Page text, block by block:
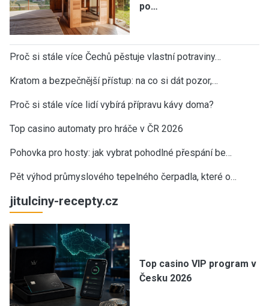
po…
Proč si stále více Čechů pěstuje vlastní potraviny…
Kratom a bezpečnější přístup: na co si dát pozor,…
Proč si stále více lidí vybírá přípravu kávy doma?
Top casino automaty pro hráče v ČR 2026
Pohovka pro hosty: jak vybrat pohodlné přespání be…
Pět výhod průmyslového tepelného čerpadla, které o…
jitulciny-recepty.cz
Top casino VIP program v
Česku 2026